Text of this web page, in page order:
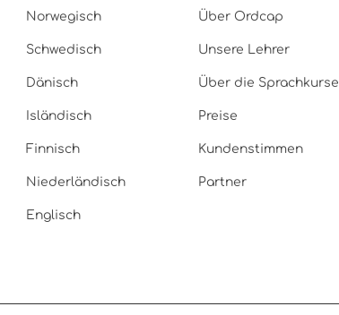
Norwegisch
Schwedisch
Dänisch
Isländisch
Finnisch
Niederländisch
Englisch
Über Ordcap
Unsere Lehrer
Über die Sprachkurse
Preise
Kundenstimmen
Partner